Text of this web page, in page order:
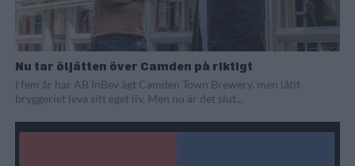
Nu tar öljätten över Camden på riktigt
I fem år har AB InBev ägt Camden Town Brewery, men låtit
bryggeriet leva sitt eget liv. Men nu är det slut...